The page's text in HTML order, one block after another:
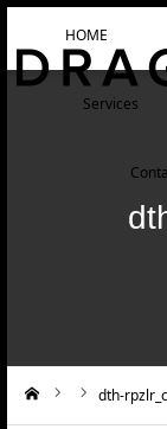
HOME
Services
dth-